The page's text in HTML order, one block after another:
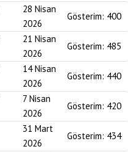
28 Nisan
2026
Gösterim: 400
21 Nisan
2026
Gösterim: 485
14 Nisan
2026
Gösterim: 440
7 Nisan
2026
Gösterim: 420
31 Mart
2026
Gösterim: 434